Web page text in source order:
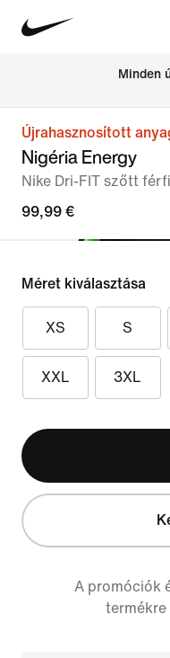
Minden
Újrahasznosított
Nigéria Energy
Nike Dri-FIT szőtt
99,99 €
Méret kiválasztása
XS S
XXL 3XL
A promóciók
termékre